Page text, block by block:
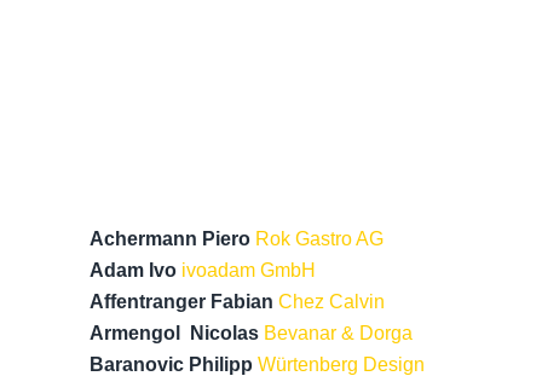
Achermann Piero Rok Gastro AG
Adam Ivo ivoadam GmbH
Affentranger Fabian Chez Calvin
Armengol Nicolas Bevanar & Dorga
Baranovic Philipp Würtenberg Design